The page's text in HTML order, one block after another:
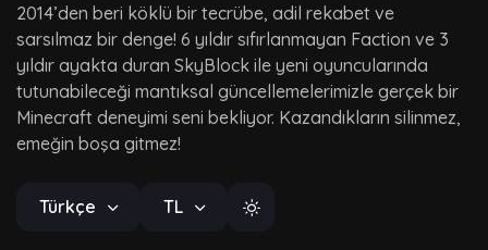
2014’den beri köklü bir tecrübe, adil rekabet ve
sarsılmaz bir denge! 6 yıldır sıfırlanmayan Faction ve 3
yıldır ayakta duran SkyBlock ile yeni oyuncularında
tutunabileceği mantıksal güncellemelerimizle gerçek bir
Minecraft deneyimi seni bekliyor. Kazandıkların silinmez,
emeğin boşa gitmez!
Türkçe TL